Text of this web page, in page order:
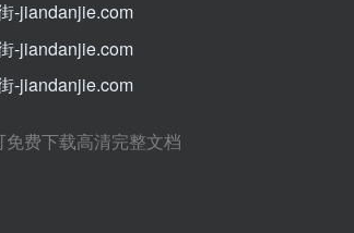
费下载高清完整文档